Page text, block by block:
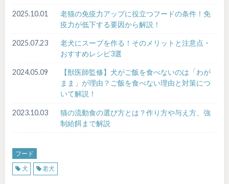
2025.10.01
老猫の免疫力アップに役立つフードの条件！免
疫力が低下する要因から解説！
2025.07.23
老犬にスープを作る！そのメリットと注意点・
おすすめレシピ3選
2024.05.09
【獣医師監修】犬がご飯を食べないのは「わが
まま」が理由？ご飯を食べない理由と対策につ
いて解説！
2023.10.03
猫の流動食の選び方とは？作り方や与え方、強
制給餌まで解説
フード
犬
老犬